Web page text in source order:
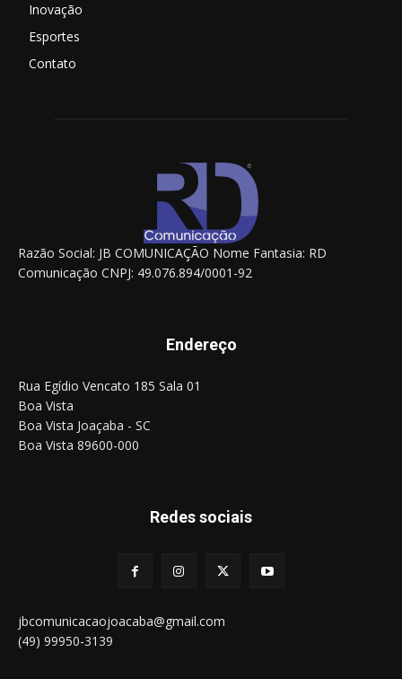
Inovação
Esportes
Contato
Razão Social: JB COMUNICAÇÃO Nome Fantasia: RD
Comunicação CNPJ: 49.076.894/0001-92
Endereço
Rua Egídio Vencato 185 Sala 01
Boa Vista
Boa Vista Joaçaba - SC
Boa Vista 89600-000
Redes sociais
jbcomunicacaojoacaba@gmail.com
(49) 99950-3139